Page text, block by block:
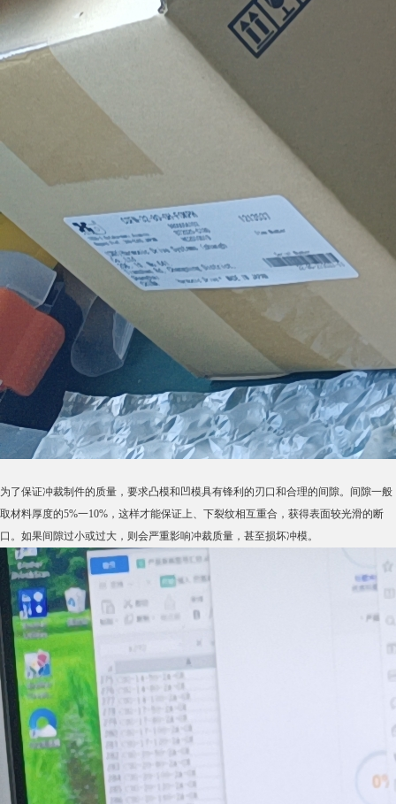
为了保证冲裁制件的质量，要求凸模和凹模具有锋利的刃口和合理的间隙。间隙一般
取材料厚度的5%一10%，这样才能保证上、下裂纹相互重合，获得表面较光滑的断
口。如果间隙过小或过大，则会严重影响冲裁质量，甚至损坏冲模。